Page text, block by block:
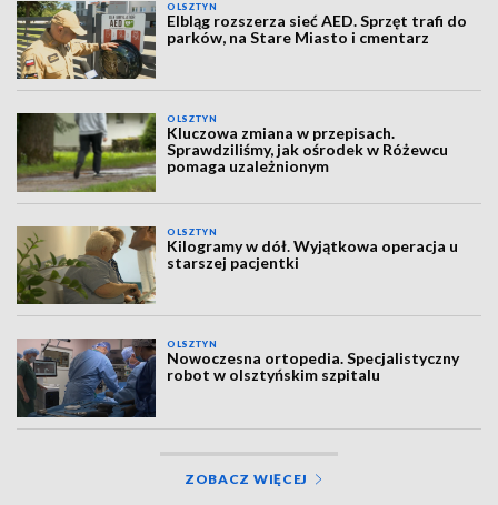
OLSZTYN
Elbląg rozszerza sieć AED. Sprzęt trafi do
parków, na Stare Miasto i cmentarz
OLSZTYN
Kluczowa zmiana w przepisach.
Sprawdziliśmy, jak ośrodek w Różewcu
pomaga uzależnionym
OLSZTYN
Kilogramy w dół. Wyjątkowa operacja u
starszej pacjentki
OLSZTYN
Nowoczesna ortopedia. Specjalistyczny
robot w olsztyńskim szpitalu
ZOBACZ WIĘCEJ